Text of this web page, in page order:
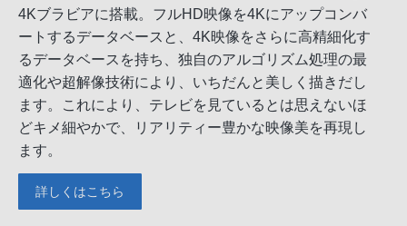
4Kブラビアに搭載。フルHD映像を4Kにアップコンバ
ートするデータベースと、4K映像をさらに高精細化す
るデータベースを持ち、独自のアルゴリズム処理の最
適化や超解像技術により、いちだんと美しく描きだし
ます。これにより、テレビを見ているとは思えないほ
どキメ細やかで、リアリティー豊かな映像美を再現し
ます。
詳しくはこちら